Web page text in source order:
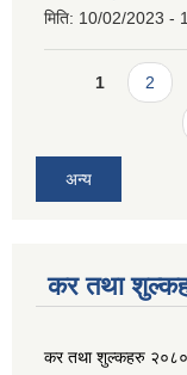
मिति: 10/02/2023 -
Pages
1 2
अन्य
कर तथा
कर तथा शुल्कहरु २०८०